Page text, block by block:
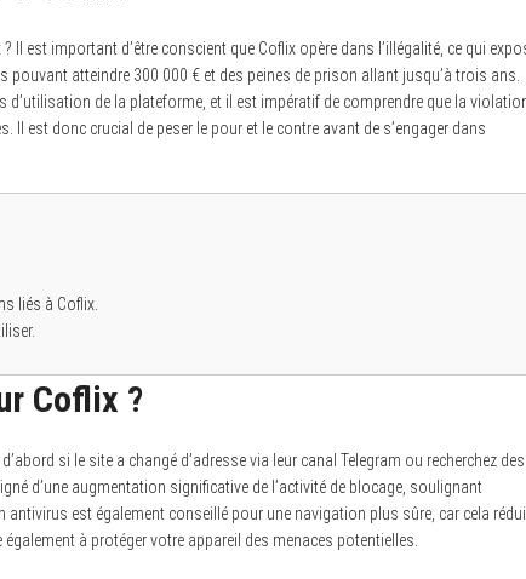
est important d’être conscient que Coflix opère dans l’illégalité, ce qui
atteindre 300 000 € et des peines de prison allant jusqu’à trois ans.
de la plateforme, et il est impératif de comprendre que la
est donc crucial de peser le pour et le contre avant de s’engager dans
liés à Coflix.
Coflix ?
si le site a changé d’adresse via leur canal Telegram ou recherchez des
d’une augmentation significative de l’activité de blocage, soulignant
antivirus est également conseillé pour une navigation plus sûre, car cela
à protéger votre appareil des menaces potentielles.